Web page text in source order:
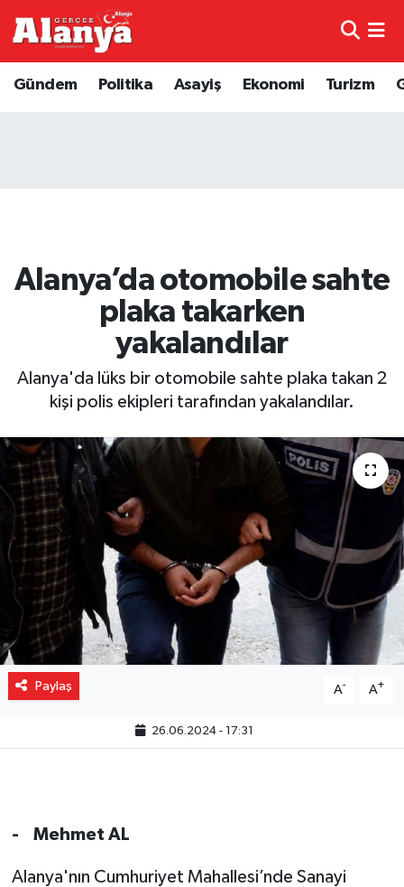
Gündem Politika Asayiş Ekonomi Turizm
Alanya’da otomobile sahte
plaka takarken
yakalandılar
Alanya'da lüks bir otomobile sahte plaka takan 2
kişi polis ekipleri tarafından yakalandılar.
Paylaş A- A+
26.06.2024 - 17:31
- Mehmet AL
Alanya'nın Cumhuriyet Mahallesi’nde Sanayi
Genel
Diğer
Ekonomi
Gizlilik İlkeleri - Privacy Policy
Güncel
Gündem
Politika
Spor
Turizm
Trafik Durumu
Haber Arşivi